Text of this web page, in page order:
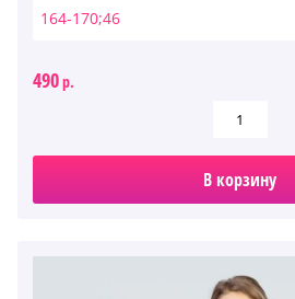
164-170;46
490р.
В корзину